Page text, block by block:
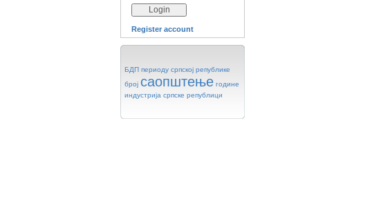
Register account
БДП периоду српској републике
број саопштење године
индустрија српске републици